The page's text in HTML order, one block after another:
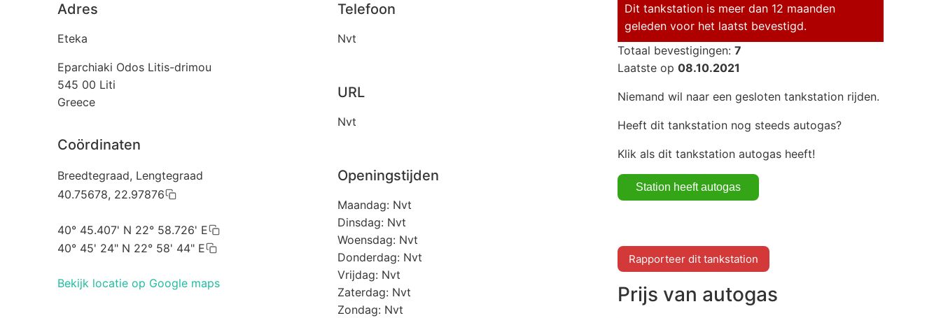
Adres
Eteka
Eparchiaki Odos Litis-drimou
545 00 Liti
Greece
Coördinaten
Breedtegraad, Lengtegraad
40.75678, 22.97876
40° 45.407' N 22° 58.726' E
40° 45' 24" N 22° 58' 44" E
Bekijk locatie op Google maps
Telefoon
Nvt
URL
Nvt
Openingstijden
Maandag: Nvt
Dinsdag: Nvt
Woensdag: Nvt
Donderdag: Nvt
Vrijdag: Nvt
Zaterdag: Nvt
Zondag: Nvt
Dit tankstation is meer dan 12 maanden
geleden voor het laatst bevestigd.
Totaal bevestigingen: 7
Laatste op 08.10.2021
Niemand wil naar een gesloten tankstation rijden.
Heeft dit tankstation nog steeds autogas?
Klik als dit tankstation autogas heeft!
Rapporteer dit tankstation
Prijs van autogas